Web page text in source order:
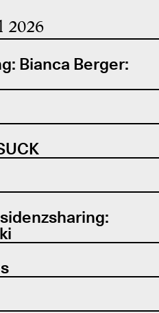
2026
Bianca Berger: